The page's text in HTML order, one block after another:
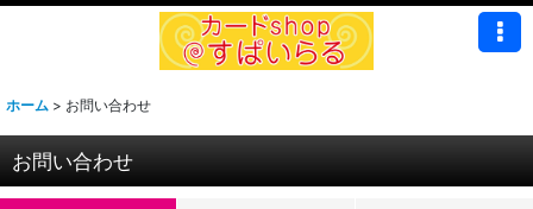
ホーム > お問い合わせ
お問い合わせ